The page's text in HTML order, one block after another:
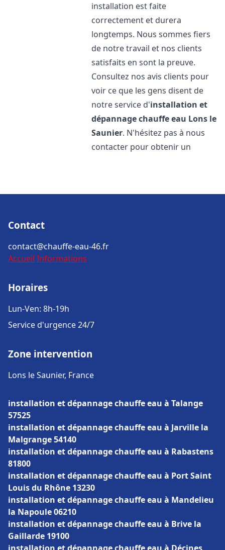
installation est faite
correctement et durera
longtemps. Nous sommes fiers
de notre travail et nos clients
satisfaits en sont la preuve.
Consultez nos avis clients pour
voir ce que les gens disent de
notre service d'installation et
dépannage chauffe eau Lons le
Saunier. N'hésitez pas à nous
contacter pour obtenir un
Contact
contact@chauffe-eau-46.fr
Accueil Informations
Horaires
Lun-Ven: 8h-19h
Service d'urgence 24/7
Zone intervention
Lons le Saunier, France
installation et dépannage chauffe eau à Talange
57525
installation et dépannage chauffe eau à Jarville la
Malgrange 54140
installation et dépannage chauffe eau à Rabastens
81800
installation et dépannage chauffe eau à Port Saint
Louis du Rhône 13230
installation et dépannage chauffe eau à Mandelieu
la Napoule 06210
installation et dépannage chauffe eau à Brive la
Gaillarde 19100